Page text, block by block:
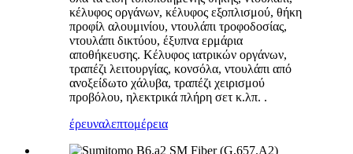
κέλυφος οργάνων, κέλυφος εξοπλισμού, θήκη
προφίλ αλουμινίου, ντουλάπι τροφοδοσίας,
ντουλάπι δικτύου, έξυπνα ερμάρια
αποθήκευσης. Κέλυφος ιατρικών οργάνων,
τραπέζι λειτουργίας, κονσόλα, ντουλάπι από
ανοξείδωτο χάλυβα, τραπέζι χειρισμού
προβόλου, ηλεκτρικά πλήρη σετ κ.λπ. .
έρευναλεπτομέρεια